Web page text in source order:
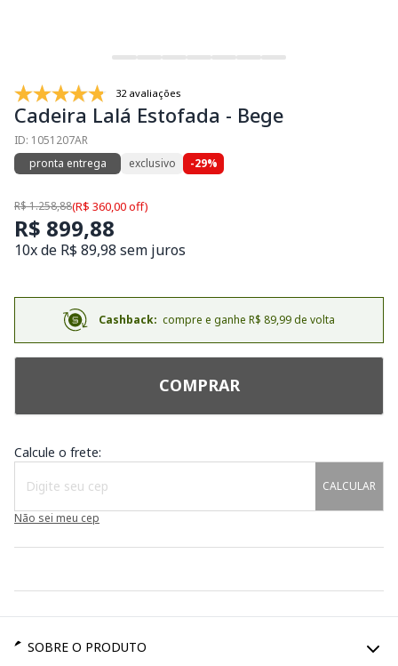
32 avaliações
Cadeira Lalá Estofada - Bege
ID: 1051207AR
pronta entrega
exclusivo -29%
R$ 1.258,88(R$ 360,00 off)
R$ 899,88
10x de R$ 89,98 sem juros
Cashback: compre e ganhe R$ 89,99 de volta
COMPRAR
Calcule o frete:
CALCULAR
Não sei meu cep
SOBRE O PRODUTO